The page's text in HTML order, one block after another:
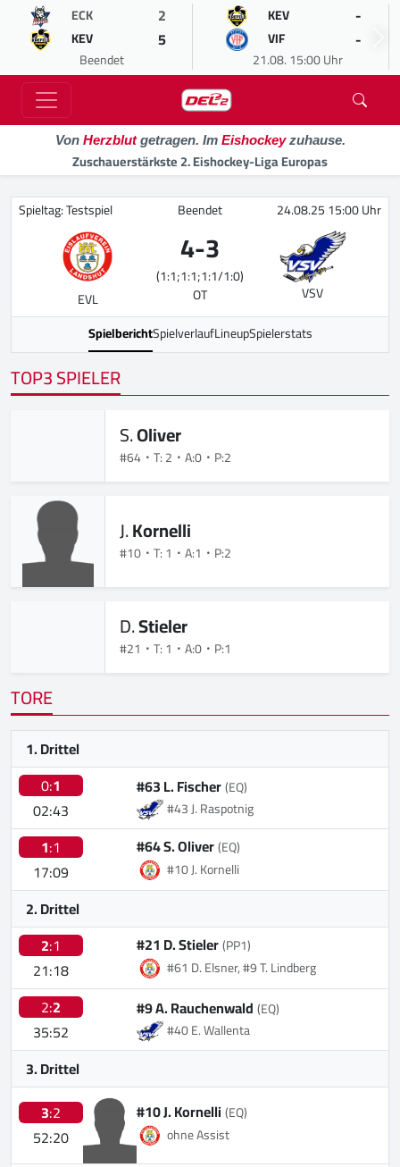
ECK 2
KEV 5
Beendet
KEV -
VIF -
21.08. 15:00 Uhr
Von Herzblutgetragen. Im Eishockeyzuhause.
Zuschauerstärkste 2. Eishockey-Liga Europas
Spieltag: Testspiel Beendet 24.08.25 15:00 Uhr
EVL
4-3
(1:1;1:1;1:1/1:0)
OT
VSV
SpielberichtSpielverlaufLineupSpielerstats
TOP3 SPIELER
S.Oliver
#64 T: 2 A:0 P:2
J.Kornelli
#10 T: 1 A:1 P:2
D.Stieler
#21 T: 1 A:0 P:1
TORE
1. Drittel
0:1
02:43
#63 L. Fischer(EQ)
#43 J. Raspotnig
1:1
17:09
#64 S. Oliver(EQ)
#10 J. Kornelli
2. Drittel
2:1
21:18
#21 D. Stieler(PP1)
#61 D. Elsner, #9 T. Lindberg
2:2
35:52
#9 A. Rauchenwald(EQ)
#40 E. Wallenta
3. Drittel
3:2
52:20
#10 J. Kornelli(EQ)
ohne Assist